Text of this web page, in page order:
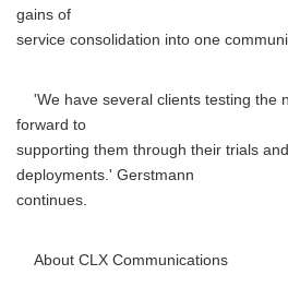
gains of
service consolidation into one
'We have several clients testing the
forward to
supporting them through their trials
deployments.' Gerstmann
continues.
About CLX Communications